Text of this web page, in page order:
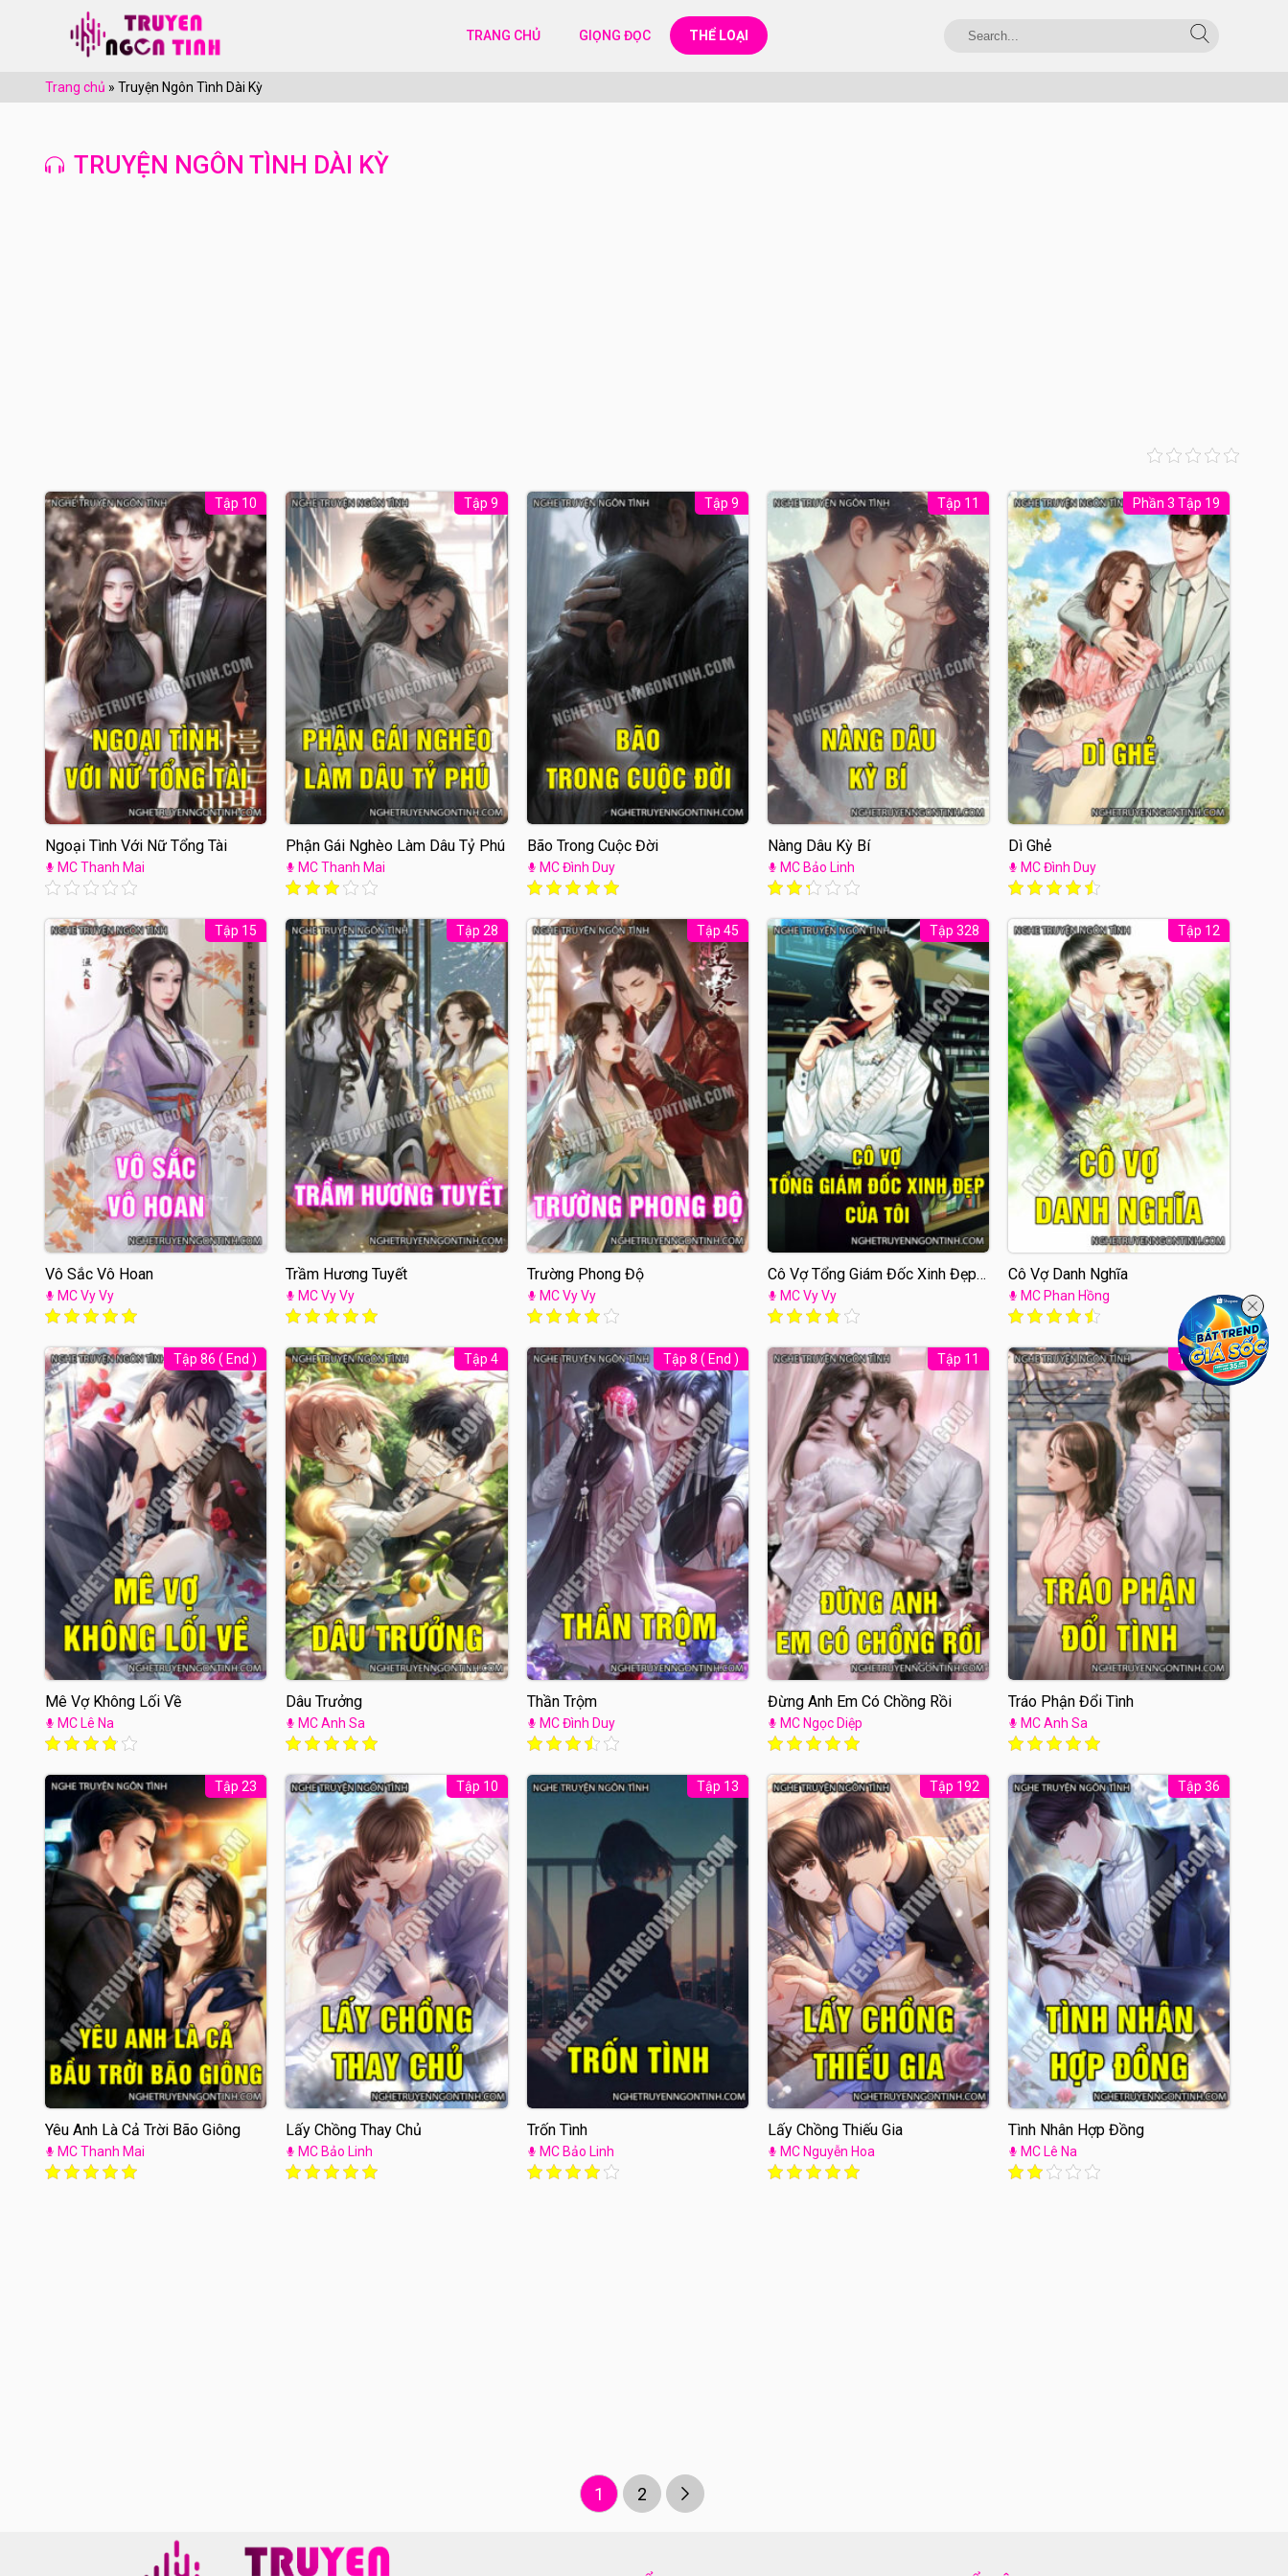
TRANG CHỦ GIỌNG ĐỌC THỂ LOẠI
Trang chủ » Truyện Ngôn Tình Dài Kỳ
TRUYỆN NGÔN TÌNH DÀI KỲ
Ngoại Tình Với Nữ Tổng Tài
MC Thanh Mai
Tập 10
Phận Gái Nghèo Làm Dâu Tỷ Phú
MC Thanh Mai
Tập 9
Bão Trong Cuộc Đời
MC Đình Duy
Tập 9
Nàng Dâu Kỳ Bí
MC Bảo Linh
Tập 11
Dì Ghẻ
MC Đình Duy
Phần 3 Tập 19
Vô Sắc Vô Hoan
MC Vy Vy
Tập 15
Trầm Hương Tuyết
MC Vy Vy
Tập 28
Trường Phong Độ
MC Vy Vy
Tập 45
Cô Vợ Tổng Giám Đốc Xinh Đẹp
Của Tôi
MC Vy Vy
Tập 328
Cô Vợ Danh Nghĩa
MC Phan Hồng
Tập 12
Mê Vợ Không Lối Về
MC Lê Na
Tập 86 ( End )
Dâu Trưởng
MC Anh Sa
Tập 4
Thần Trộm
MC Đình Duy
Tập 8 ( End )
Đừng Anh Em Có Chồng Rồi
MC Ngọc Diệp
Tập 11
Tráo Phận Đổi Tình
MC Anh Sa
Tập 11
Yêu Anh Là Cả Trời Bão Giông
MC Thanh Mai
Tập 23
Lấy Chồng Thay Chủ
MC Bảo Linh
Tập 10
Trốn Tình
MC Bảo Linh
Tập 13
Lấy Chồng Thiếu Gia
MC Nguyễn Hoa
Tập 192
Tình Nhân Hợp Đồng
MC Lê Na
Tập 36
1 2